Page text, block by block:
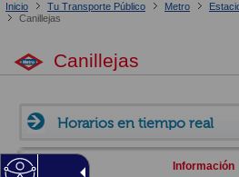
Inicio
Tu Transporte Público Metro
Canillejas
Canillejas
Horarios en tiempo real
Información